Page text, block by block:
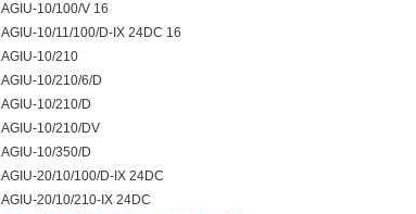
AGIU-10/100/V 16
AGIU-10/11/100/D-IX 24DC 16
AGIU-10/210
AGIU-10/210/6/D
AGIU-10/210/D
AGIU-10/210/DV
AGIU-10/350/D
AGIU-20/10/100/D-IX 24DC
AGIU-20/10/210-IX 24DC